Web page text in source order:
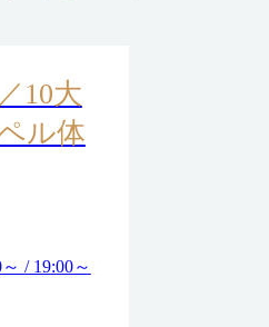
10大
ル体
/ 19:00～